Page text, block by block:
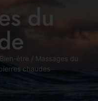
du
être / Massages du
chaudes